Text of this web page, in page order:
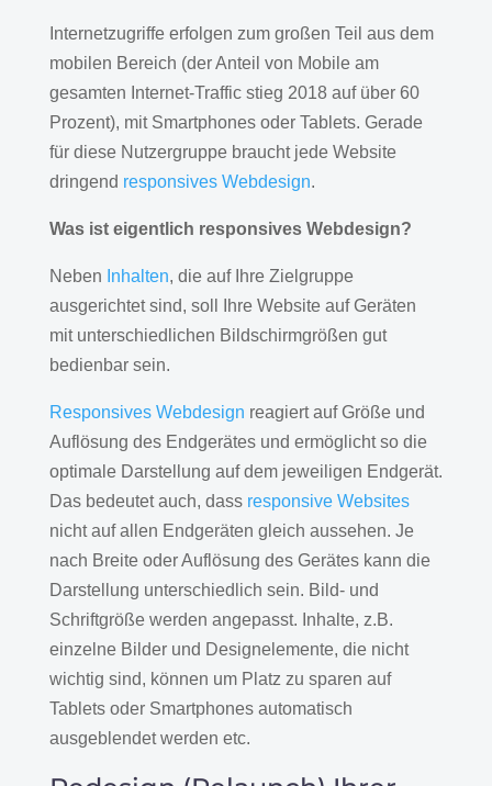
Internetzugriffe erfolgen zum großen Teil aus dem
mobilen Bereich (der Anteil von Mobile am
gesamten Internet-Traffic stieg 2018 auf über 60
Prozent), mit Smartphones oder Tablets. Gerade
für diese Nutzergruppe braucht jede Website
dringend responsives Webdesign.
Was ist eigentlich responsives Webdesign?
Neben Inhalten, die auf Ihre Zielgruppe
ausgerichtet sind, soll Ihre Website auf Geräten
mit unterschiedlichen Bildschirmgrößen gut
bedienbar sein.
Responsives Webdesign reagiert auf Größe und
Auflösung des Endgerätes und ermöglicht so die
optimale Darstellung auf dem jeweiligen Endgerät.
Das bedeutet auch, dass responsive Websites
nicht auf allen Endgeräten gleich aussehen. Je
nach Breite oder Auflösung des Gerätes kann die
Darstellung unterschiedlich sein. Bild- und
Schriftgröße werden angepasst. Inhalte, z.B.
einzelne Bilder und Designelemente, die nicht
wichtig sind, können um Platz zu sparen auf
Tablets oder Smartphones automatisch
ausgeblendet werden etc.